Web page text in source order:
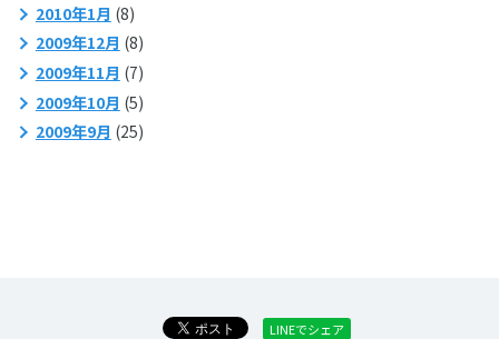
2010年1月 (8)
2009年12月 (8)
2009年11月 (7)
2009年10月 (5)
2009年9月 (25)
LINEでシェア